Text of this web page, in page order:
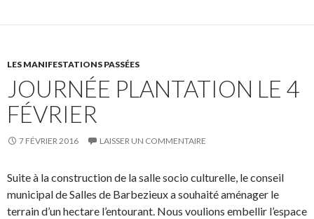
LES MANIFESTATIONS PASSÉES
JOURNÉE PLANTATION LE 4
FÉVRIER
7 FÉVRIER 2016 LAISSER UN COMMENTAIRE
Suite à la construction de la salle socio culturelle, le conseil
municipal de Salles de Barbezieux a souhaité aménager le
terrain d’un hectare l’entourant. Nous voulions embellir l’espace